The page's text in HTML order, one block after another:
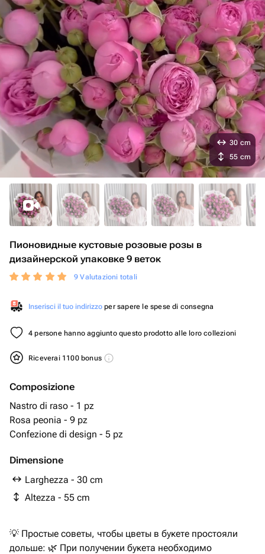
Пионовидные кустовые розовые розы в
дизайнерской упаковке 9 веток
9 Valutazioni totali
Inserisci il tuo indirizzo per sapere le spese di consegna
4 persone hanno aggiunto questo prodotto alle loro collezioni
Riceverai 1100 bonus
Composizione
Nastro di raso - 1 pz
Rosa peonia - 9 pz
Confezione di design - 5 pz
Dimensione
Larghezza - 30 cm
Altezza - 55 cm
30 cm
55 cm
💡 Простые советы, чтобы цветы в букете простояли
дольше: 🌿 При получении букета необходимо